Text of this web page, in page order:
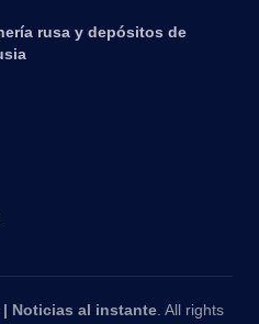
rusa y depósitos de
| Noticias al instante. All rights